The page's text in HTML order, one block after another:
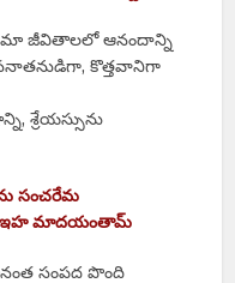
మా జీవితాలలో ఆనందాన్ని
కొత్తవానిగా
శ్రేయస్సును
సంచరేమ
ఇహ మాదయంతామ్
సంపద పొంది